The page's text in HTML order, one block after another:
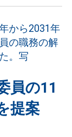
員の11
提案